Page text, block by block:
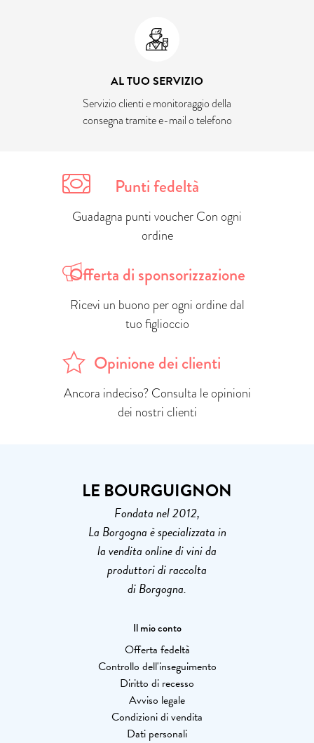
AL TUO SERVIZIO
Servizio clienti e monitoraggio della
consegna tramite e-mail o telefono
Punti fedeltà
Guadagna punti voucher Con ogni
ordine
Offerta di sponsorizzazione
Ricevi un buono per ogni ordine dal
tuo figlioccio
Opinione dei clienti
Ancora indeciso? Consulta le opinioni
dei nostri clienti
LE BOURGUIGNON
Fondata nel 2012,
La Borgogna è specializzata in
la vendita online di vini da
produttori di raccolta
di Borgogna.
Il mio conto
Offerta fedeltà
Controllo dell'inseguimento
Diritto di recesso
Avviso legale
Condizioni di vendita
Dati personali